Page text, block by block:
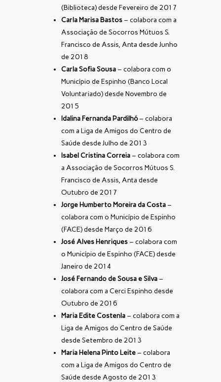
(Biblioteca) desde Fevereiro de 2017
Carla Marisa Bastos – colabora com a
Associação de Socorros Mútuos S.
Francisco de Assis, Anta desde Junho
de 2018
Carla Sofia Sousa – colabora com o
Município de Espinho (Banco Local
Voluntariado) desde Novembro de
2015
Idalina Fernanda Pardilhó– colabora
com a Liga de Amigos do Centro de
Saúde desde Julho de 2013
Isabel Cristina Correia – colabora com
a Associação de Socorros Mútuos S.
Francisco de Assis, Anta desde
Outubro de 2017
Jorge Humberto Moreira da Costa –
colabora com o Município de Espinho
(FACE) desde Março de 2016
José Alves Henriques – colabora com
o Município de Espinho (FACE) desde
Janeiro de 2014
José Fernando de Sousa e Silva –
colabora com a Cerci Espinho desde
Outubro de 2016
Maria Edite Costenla – colabora com a
Liga de Amigos do Centro de Saúde
desde Setembro de 2013
Maria Helena Pinto Leite – colabora
com a Liga de Amigos do Centro de
Saúde desde Agosto de 2013